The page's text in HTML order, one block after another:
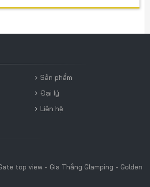
Sản phẩm
Đại lý
Liên hệ
top view - Gia Thắng Glamping - Golden